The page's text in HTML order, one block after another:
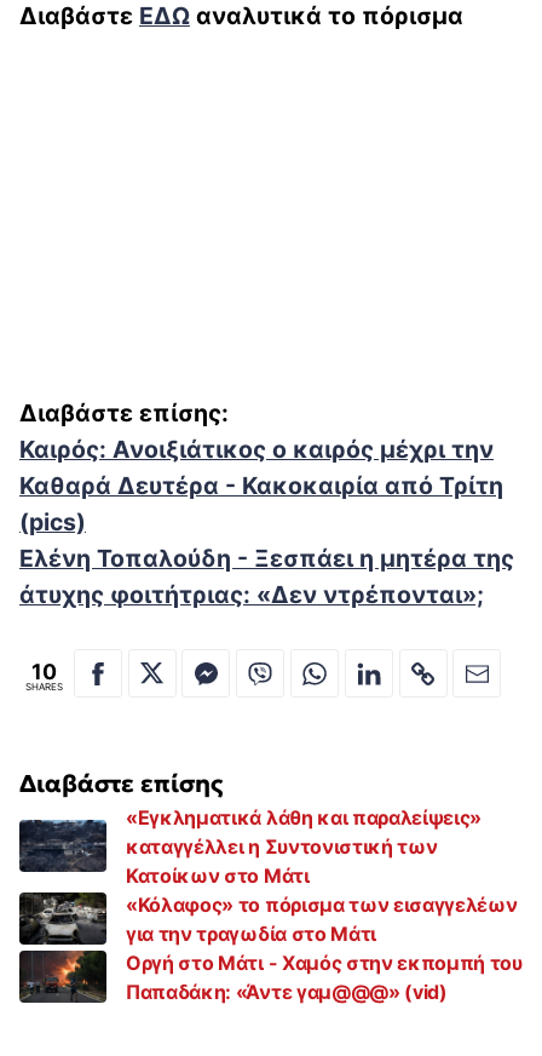
Διαβάστε ΕΔΩ αναλυτικά το πόρισμα
Διαβάστε επίσης:
Καιρός: Ανοιξιάτικος ο καιρός μέχρι την
Καθαρά Δευτέρα - Κακοκαιρία από Τρίτη
(pics)
Ελένη Τοπαλούδη - Ξεσπάει η μητέρα της
άτυχης φοιτήτριας: «Δεν ντρέπονται»;
10
SHARES
Διαβάστε επίσης
«Εγκληματικά λάθη και παραλείψεις»
καταγγέλλει η Συντονιστική των
Κατοίκων στο Μάτι
«Κόλαφος» το πόρισμα των εισαγγελέων
για την τραγωδία στο Μάτι
Οργή στο Μάτι - Χαμός στην εκπομπή του
Παπαδάκη: «Άντε γαμ@@@» (vid)